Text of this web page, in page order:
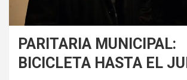
PARITARIA MUNICIPAL:
BICICLETA HASTA EL